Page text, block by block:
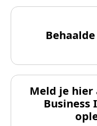
Meld je hier
Business